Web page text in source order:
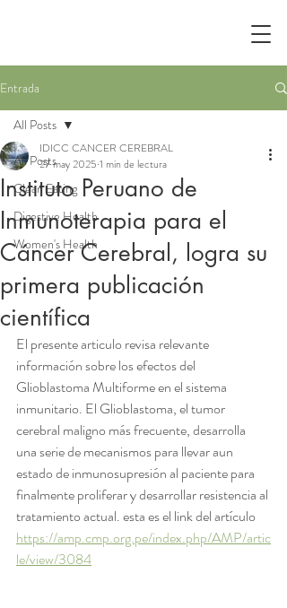
Entrada
All Posts
Clean Eating
Digestive Health
Women's Health
All Posts
Instituto Peruano de
Inmunoterapia para el
Cáncer Cerebral, logra su
primera publicación
científica
IDICC CANCER CEREBRAL
27 may 2025 1 min de lectura
El presente articulo revisa relevante
información sobre los efectos del
Glioblastoma Multiforme en el sistema
inmunitario. El Glioblastoma, el tumor
cerebral maligno más frecuente, desarrolla
una serie de mecanismos para llevar aun
estado de inmunosupresión al paciente para
finalmente proliferar y desarrollar resistencia al
tratamiento actual. esta es el link del artículo
https://amp.cmp.org.pe/index.php/AMP/artic
le/view/3084